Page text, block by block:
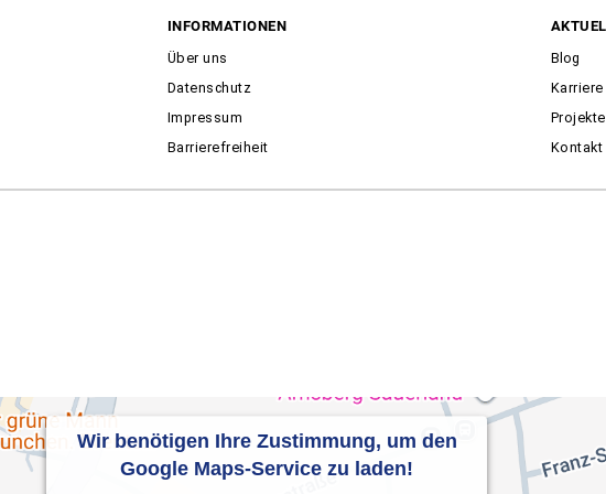
INFORMATIONEN
Über uns
Datenschutz
Impressum
Barrierefreiheit
Blog
Karriere
Projekte
Kontakt
Wir benötigen Ihre Zustimmung, um den
Google Maps-Service zu laden!